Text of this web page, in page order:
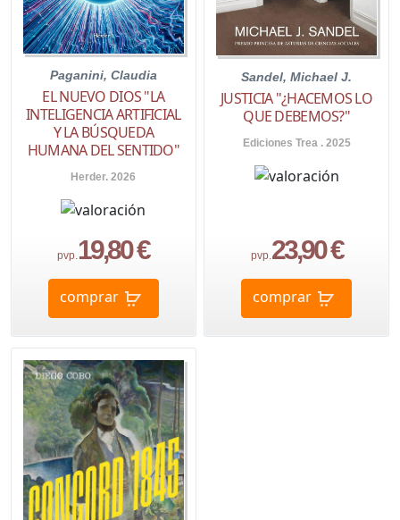
Paganini, Claudia
EL NUEVO DIOS "LA
INTELIGENCIA ARTIFICIAL
Y LA BÚSQUEDA
HUMANA DEL SENTIDO"
Herder. 2026
pvp.19,80 €
comprar
Sandel, Michael J.
JUSTICIA "¿HACEMOS LO
QUE DEBEMOS?"
Ediciones Trea . 2025
pvp.23,90 €
comprar